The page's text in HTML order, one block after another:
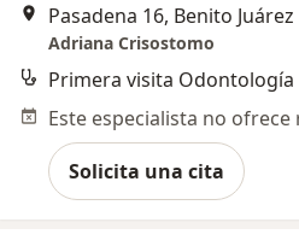
Pasadena 16, Benito Juárez
Adriana Crisostomo
Primera visita Odontología
Solicita una cita